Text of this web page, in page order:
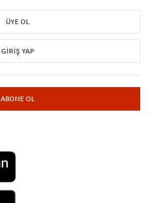
ÜYE OL
GIRIŞ YAP
ABONE OL